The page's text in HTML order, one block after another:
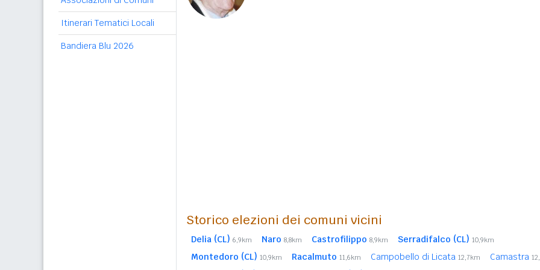
Itinerari Tematici Locali
Bandiera Blu 2026
Storico elezioni dei comuni vicini
Delia (CL) 6,9km Naro 8,8km Castrofilippo 8,9km Serradifalco (CL) 10,9km
Montedoro (CL) 10,9km Racalmuto 11,6km Campobello di Licata 12,7km Camastra